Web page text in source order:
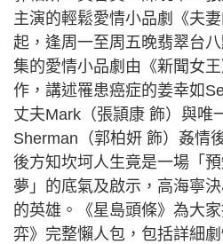
主演的輕鬆愛情小品劇《夫
起，逢周一至周五晚翡翠台
集的愛情小品劇由《新聞女
作，講述罹患癌症的姜幸如
丈夫Mark（張頴康 飾）與唯
Sherman（郭柏妍 飾）姦情
後方知坎坷人生竟是一場「
夢」的底氣及啟示，高海寧
的英雄。《星島頭條》為大
弈》完整懶人包，包括詳細